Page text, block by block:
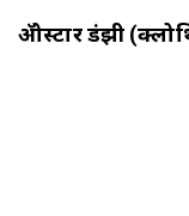
ॲग्रोस्टार डंझी